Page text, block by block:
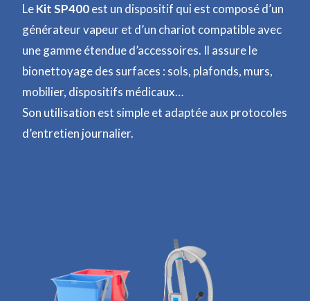
LeKit SP400est un dispositif qui est composé d’un
générateur vapeur et d’un chariot compatible avec
une gamme étendue d’accessoires. Il assure le
bionettoyage des surfaces : sols, plafonds, murs,
mobilier, dispositifs médicaux…
Son utilisation est simple et adaptée aux protocoles
d’entretien journalier.